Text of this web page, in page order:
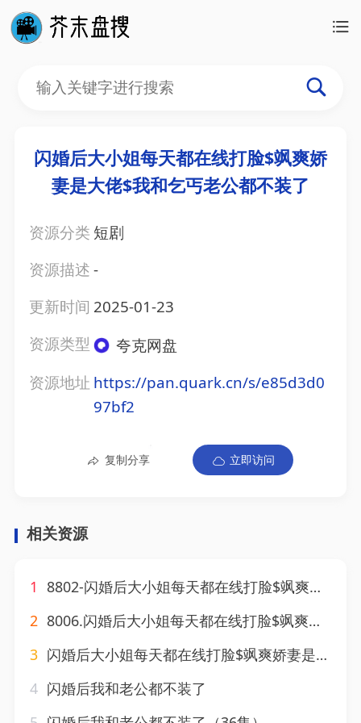
闪婚后大小姐每天都在线打脸$飒爽娇
妻是大佬$我和乞丐老公都不装了
资源分类 短剧
资源描述-
更新时间 2025-01-23
资源类型
夸克网盘
资源地址 https://pan.quark.cn/s/e85d3d0
97bf2
复制分享 立即访问
相关资源
1
8802-闪婚后大小姐每天都在线打脸$飒爽娇妻是大佬$我和乞丐老公都不装了（83）葛晓曦(1)
2 8006.闪婚后大小姐每天都在线打脸$飒爽娇妻是大佬$我和乞丐老公都不装了（83集）葛晓曦
3 闪婚后大小姐每天都在线打脸$飒爽娇妻是大佬$我和乞丐老公都不装了（83）葛晓曦
4 闪婚后我和老公都不装了